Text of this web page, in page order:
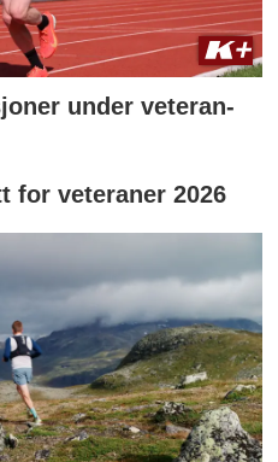
under veteran-
for veteraner 2026